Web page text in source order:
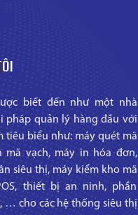
biết đến như một nhà
pháp quản lý hàng đầu với
tiêu biểu như: máy quét mã
mã vạch, máy in hóa đơn,
siêu thị, máy kiểm kho mã
thiết bị an ninh, phần
… cho các hệ thống siêu thị